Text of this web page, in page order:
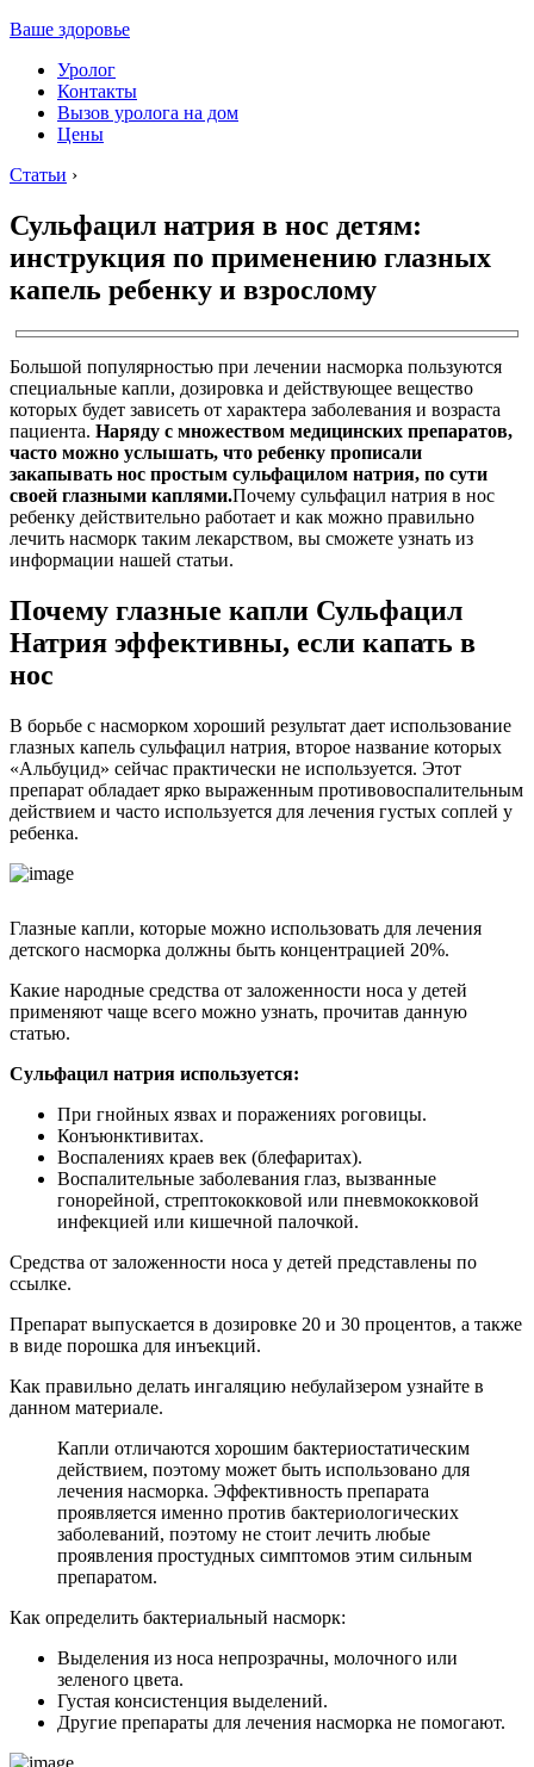
Ваше здоровье
Уролог
Контакты
Вызов уролога на дом
Цены
Статьи ›
Сульфацил натрия в нос детям:
инструкция по применению глазных
капель ребенку и взрослому
Большой популярностью при лечении насморка пользуются
специальные капли, дозировка и действующее вещество
которых будет зависеть от характера заболевания и возраста
пациента. Наряду с множеством медицинских препаратов,
часто можно услышать, что ребенку прописали
закапывать нос простым сульфацилом натрия, по сути
своей глазными каплями.Почему сульфацил натрия в нос
ребенку действительно работает и как можно правильно
лечить насморк таким лекарством, вы сможете узнать из
информации нашей статьи.
Почему глазные капли Сульфацил
Натрия эффективны, если капать в
нос
В борьбе с насморком хороший результат дает использование
глазных капель сульфацил натрия, второе название которых
«Альбуцид» сейчас практически не используется. Этот
препарат обладает ярко выраженным противовоспалительным
действием и часто используется для лечения густых соплей у
ребенка.
Глазные капли, которые можно использовать для лечения
детского насморка должны быть концентрацией 20%.
Какие народные средства от заложенности носа у детей
применяют чаще всего можно узнать, прочитав данную
статью.
Сульфацил натрия используется:
При гнойных язвах и поражениях роговицы.
Конъюнктивитах.
Воспалениях краев век (блефаритах).
Воспалительные заболевания глаз, вызванные
гонорейной, стрептококковой или пневмококковой
инфекцией или кишечной палочкой.
Средства от заложенности носа у детей представлены по
ссылке.
Препарат выпускается в дозировке 20 и 30 процентов, а также
в виде порошка для инъекций.
Как правильно делать ингаляцию небулайзером узнайте в
данном материале.
Капли отличаются хорошим бактериостатическим
действием, поэтому может быть использовано для
лечения насморка. Эффективность препарата
проявляется именно против бактериологических
заболеваний, поэтому не стоит лечить любые
проявления простудных симптомов этим сильным
препаратом.
Как определить бактериальный насморк:
Выделения из носа непрозрачны, молочного или
зеленого цвета.
Густая консистенция выделений.
Другие препараты для лечения насморка не помогают.